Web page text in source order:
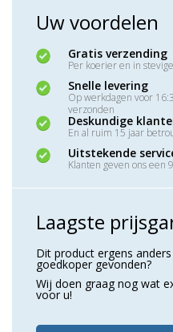
Uw voordelen
Gratis verzending
Per koerier en in
Snelle levering
Op werkdagen voor
verzonden
Deskundige
En al ruim 15 jaar
Uitstekende
Klanten geven ons een
Laagste
Dit product ergens anders
goedkoper gevonden?
Wij doen graag nog wat
voor u!